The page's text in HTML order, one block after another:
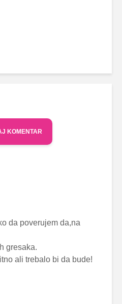
KOMENTAR
da poverujem da,na
gresaka.
ali trebalo bi da bude!